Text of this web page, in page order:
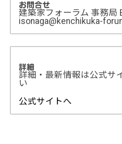
お問合せ
建築家フォーラム 事務局
isonaga@kenchikuka-
詳細
詳細・最新情報は公式サ
い
公式サイトへ